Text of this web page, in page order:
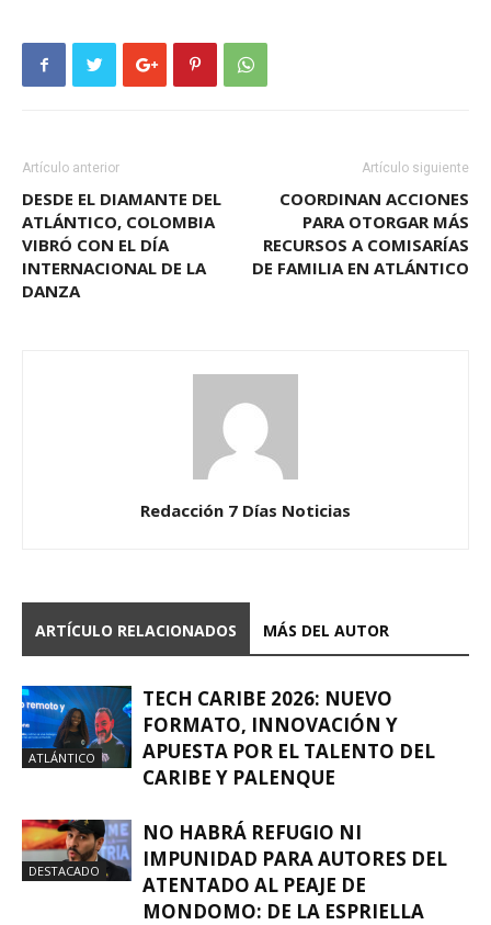
Artículo anterior
DESDE EL DIAMANTE DEL
ATLÁNTICO, COLOMBIA
VIBRÓ CON EL DÍA
INTERNACIONAL DE LA
DANZA
Artículo siguiente
COORDINAN ACCIONES
PARA OTORGAR MÁS
RECURSOS A COMISARÍAS
DE FAMILIA EN ATLÁNTICO
Redacción 7 Días Noticias
ARTÍCULO RELACIONADOS MÁS DEL AUTOR
ATLÁNTICO
TECH CARIBE 2026: NUEVO
FORMATO, INNOVACIÓN Y
APUESTA POR EL TALENTO DEL
CARIBE Y PALENQUE
DESTACADO
NO HABRÁ REFUGIO NI
IMPUNIDAD PARA AUTORES DEL
ATENTADO AL PEAJE DE
MONDOMO: DE LA ESPRIELLA